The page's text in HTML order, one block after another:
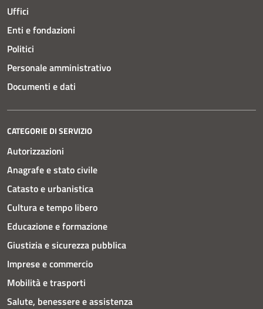
Uffici
Enti e fondazioni
Politici
Personale amministrativo
Documenti e dati
CATEGORIE DI SERVIZIO
Autorizzazioni
Anagrafe e stato civile
Catasto e urbanistica
Cultura e tempo libero
Educazione e formazione
Giustizia e sicurezza pubblica
Imprese e commercio
Mobilità e trasporti
Salute, benessere e assistenza